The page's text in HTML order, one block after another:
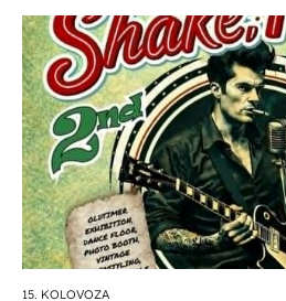
15. KOLOVOZA